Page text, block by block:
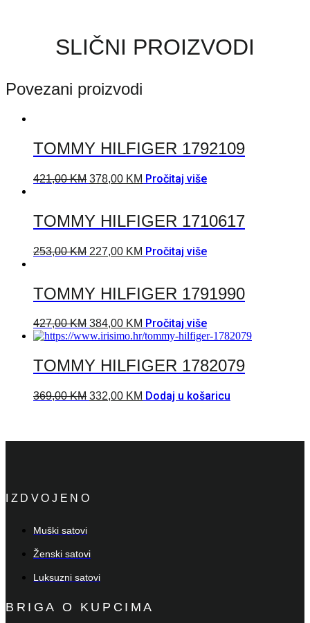
SLIČNI PROIZVODI
Povezani proizvodi
TOMMY HILFIGER 1792109
421,00KM 378,00 KM Pročitaj više
TOMMY HILFIGER 1710617
253,00KM 227,00 KM Pročitaj više
TOMMY HILFIGER 1791990
427,00KM 384,00 KM Pročitaj više
TOMMY HILFIGER 1782079
369,00KM 332,00 KM Dodaj u košaricu
IZDVOJENO
Muški satovi
Ženski satovi
Luksuzni satovi
BRIGA O KUPCIMA